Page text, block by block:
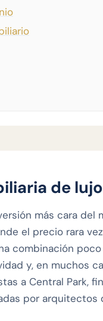
de lujo
más cara del
el precio rara
combinación
y, en muchos
a Central Park,
por arquitectos